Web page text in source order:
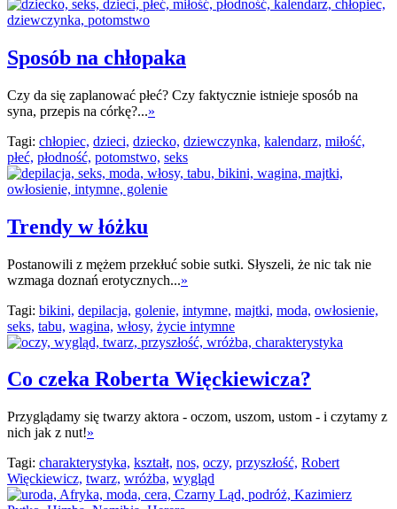
Sposób na chłopaka
Czy da się zaplanować płeć? Czy faktycznie istnieje sposób na
syna, przepis na córkę?...»
Tagi: chłopiec, dzieci, dziecko, dziewczynka, kalendarz, miłość,
płeć, płodność, potomstwo, seks
Trendy w łóżku
Postanowili z mężem przekłuć sobie sutki. Słyszeli, że nic tak nie
wzmaga doznań erotycznych...»
Tagi: bikini, depilacja, golenie, intymne, majtki, moda, owłosienie,
seks, tabu, wagina, włosy, życie intymne
Co czeka Roberta Więckiewicza?
Przyglądamy się twarzy aktora - oczom, uszom, ustom - i czytamy z
nich jak z nut!»
Tagi: charakterystyka, kształt, nos, oczy, przyszłość, Robert
Więckiewicz, twarz, wróżba, wygląd